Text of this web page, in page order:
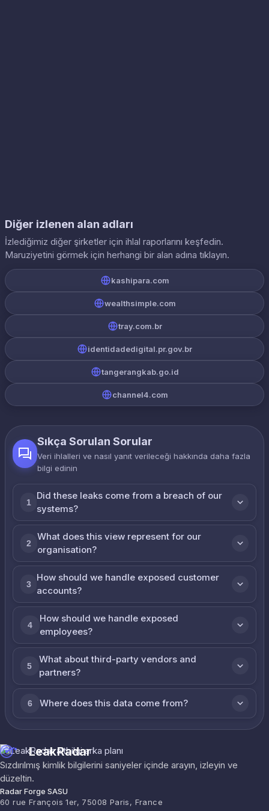
Diğer izlenen alan adları
İzlediğimiz diğer şirketler için ihlal raporlarını keşfedin.
Maruziyetini görmek için herhangi bir alan adına tıklayın.
kashipara.com
wealthsimple.com
tray.com.br
identidadedigital.pr.gov.br
tangerangkab.go.id
channel4.com
Sıkça Sorulan Sorular
Veri ihlalleri ve nasıl yanıt verileceği hakkında daha fazla
bilgi edinin
1
Did these leaks come from a breach of our
systems?
2
What does this view represent for our
organisation?
3
How should we handle exposed customer
accounts?
4
How should we handle exposed
employees?
5
What about third-party vendors and
partners?
6 Where does this data come from?
LeakRadar
Sızdırılmış kimlik bilgilerini saniyeler içinde arayın, izleyin ve
düzeltin.
Radar Forge SASU
60 rue François 1er, 75008 Paris, France